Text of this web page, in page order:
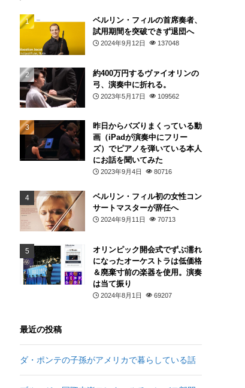
ベルリン・フィルの首席奏者、
試用期間を突破できず退団へ
2024年9月12日 137048
約400万円するヴァイオリンの
弓、演奏中に折れる。
2023年5月17日 109562
昨日からバズりまくっている動
画（iPadが演奏中にフリー
ズ）でピアノを弾いている本人
にお話を聞いてみた
2023年9月4日 80716
ベルリン・フィル初の女性コン
サートマスターが辞任へ
2024年9月11日 70713
オリンピック開会式でずぶ濡れ
になったオーケストラは低価格
＆廃棄寸前の楽器を使用。演奏
は当て振り
2024年8月1日 69207
最近の投稿
ダ・ポンテの子孫がアメリカで暮らしている話